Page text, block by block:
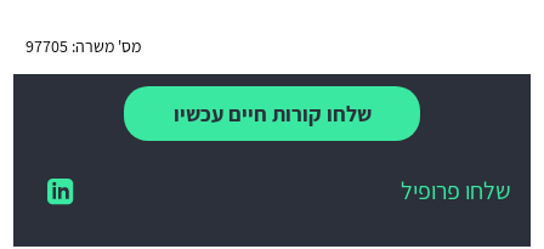
מס' משרה: 97705
שלחו קורות חיים עכשיו
שלחו פרופיל